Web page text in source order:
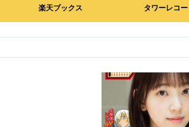
楽天ブックス タワーレコ